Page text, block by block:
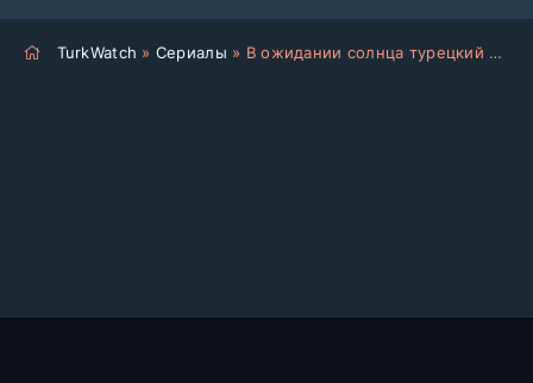
TurkWatch » Сериалы » В ожидании солнца турецкий сериал на русском языке все серии смотреть онлайн бесплатно подряд